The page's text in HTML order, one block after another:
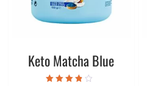
Keto Matcha Blue